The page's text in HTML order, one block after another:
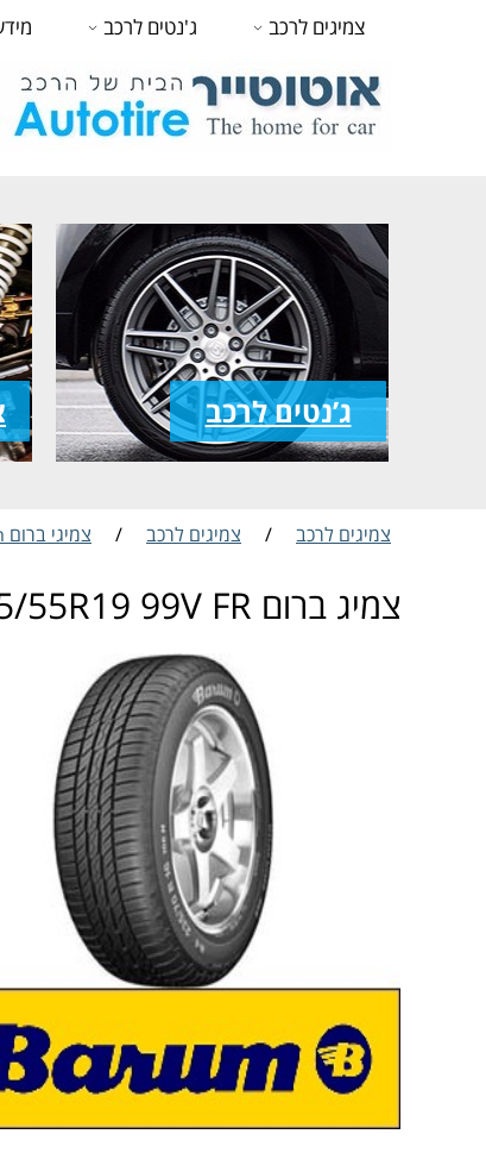
צמיגים לרכב ג'נטים לרכב
ג’נטים לרכב
צמיגים לרכב / צמיגים לרכב / צמיגי ברום Barum
צמיג ברום Barum Bravuris 5 225/55R19 99V FR